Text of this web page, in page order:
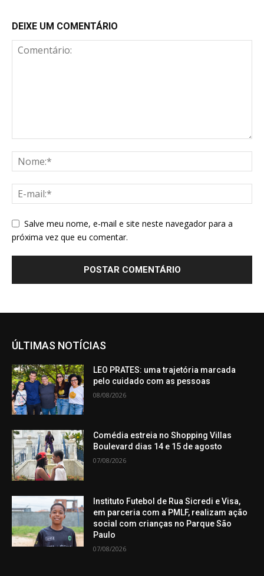
DEIXE UM COMENTÁRIO
Salve meu nome, e-mail e site neste navegador para a
próxima vez que eu comentar.
ÚLTIMAS NOTÍCIAS
LEO PRATES: uma trajetória marcada
pelo cuidado com as pessoas
08/08/2026
Comédia estreia no Shopping Villas
Boulevard dias 14 e 15 de agosto
07/08/2026
Instituto Futebol de Rua Sicredi e Visa,
em parceria com a PMLF, realizam ação
social com crianças no Parque São
Paulo
07/08/2026